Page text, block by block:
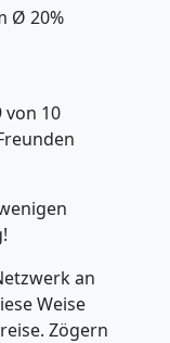
Ø 20%
von 10
an
Weise
Zögern